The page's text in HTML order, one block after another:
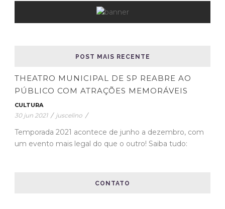
POST MAIS RECENTE
THEATRO MUNICIPAL DE SP REABRE AO
PÚBLICO COM ATRAÇÕES MEMORÁVEIS
CULTURA
30 jun 2021 / juscelino /
Temporada 2021 acontece de junho a dezembro, com
um evento mais legal do que o outro! Saiba tudo:
CONTATO